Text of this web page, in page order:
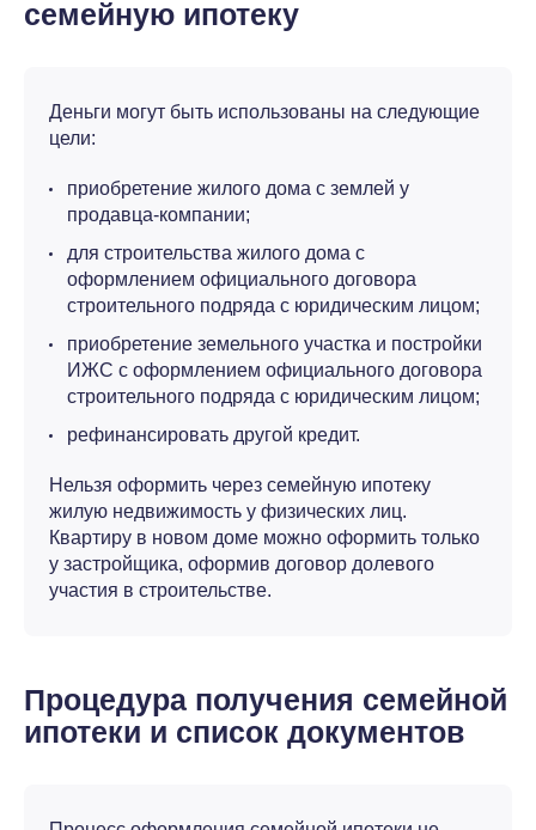
семейную ипотеку
Деньги могут быть использованы на следующие
цели:
приобретение жилого дома с землей у
продавца-компании;
для строительства жилого дома с
оформлением официального договора
строительного подряда с юридическим лицом;
приобретение земельного участка и постройки
ИЖС с оформлением официального договора
строительного подряда с юридическим лицом;
рефинансировать другой кредит.
Нельзя оформить через семейную ипотеку
жилую недвижимость у физических лиц.
Квартиру в новом доме можно оформить только
у застройщика, оформив договор долевого
участия в строительстве.
Процедура получения семейной
ипотеки и список документов